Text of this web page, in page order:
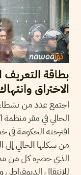
بطاقة التعريف
الاختراق
الحالي في مقر
اقترحته الحكومة
من شكلها الحالي إلى
الذي حضره كل من